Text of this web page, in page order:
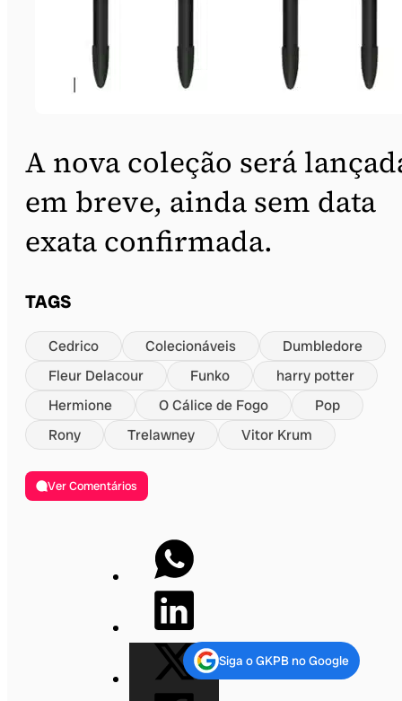
A nova coleção será
em breve, ainda sem data
exata confirmada.
TAGS
Cedrico Colecionáveis
Dumbledore
Fleur Delacour
Funko
harry potter
Hermione
O Cálice de Fogo
Pop
Rony
Trelawney Vitor Krum
Ver Comentários
Siga o GKPB no Google